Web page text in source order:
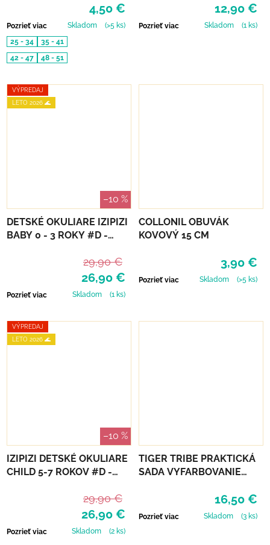
4,50 €
Pozrieť viac Skladom
(>5 ks)
25 - 34
35 - 41
42 - 47
48 - 51
12,90 €
Pozrieť viac Skladom (1 ks)
VÝPREDAJ
LETO 2026 🌊
–10 %
DETSKÉ OKULIARE IZIPIZI
BABY 0 - 3 ROKY #D -
26,90 €
29,90 €
Pozrieť viac Skladom (1 ks)
COLLONIL OBUVÁK
KOVOVÝ 15 CM
3,90 €
Pozrieť viac Skladom (>5 ks)
VÝPREDAJ
LETO 2026 🌊
–10 %
IZIPIZI DETSKÉ OKULIARE
CHILD 5-7 ROKOV #D -
26,90 €
29,90 €
Pozrieť viac Skladom (2 ks)
TIGER TRIBE PRAKTICKÁ
SADA VYFARBOVANIE
16,50 €
Pozrieť viac Skladom (3 ks)